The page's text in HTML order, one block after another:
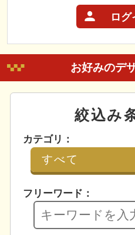
ログ
お好みのデ
絞込み
カテゴリ：
フリーワード：